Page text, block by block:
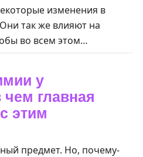
изменения в
так же влияют на
во всем этом…
у
главная
этим
предмет. Но, почему-